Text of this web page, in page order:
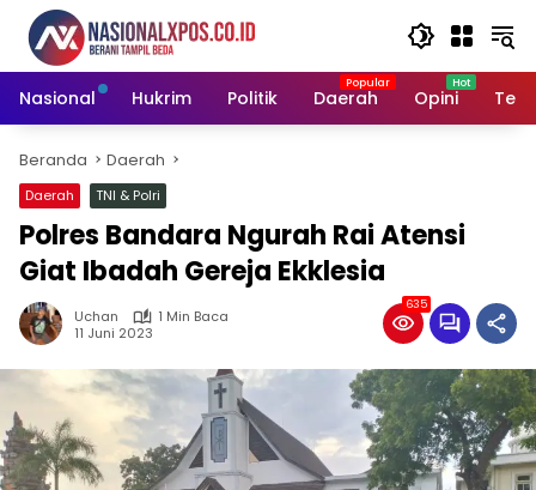
Langsung
konten
Nasional
Hukrim Politik Daerah Opini
Beranda Daerah
Daerah TNI & Polri
Polres Bandara Ngurah Rai Atensi
Giat Ibadah Gereja Ekklesia
Uchan
1 Min Baca
11 Juni 2023
635